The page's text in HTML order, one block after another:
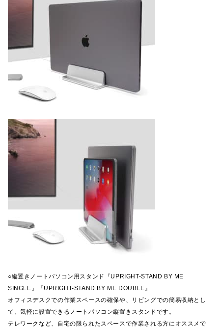
○縦置きノートパソコン用スタンド『UPRIGHT-STAND BY ME
SINGLE』『UPRIGHT-STAND BY ME DOUBLE』
オフィスデスクでの作業スペースの確保や、リビングでの簡易収納とし
て、気軽に設置できるノートパソコン縦置きスタンドです。
テレワークなど、自宅の限られたスペースで作業される方にオススメで